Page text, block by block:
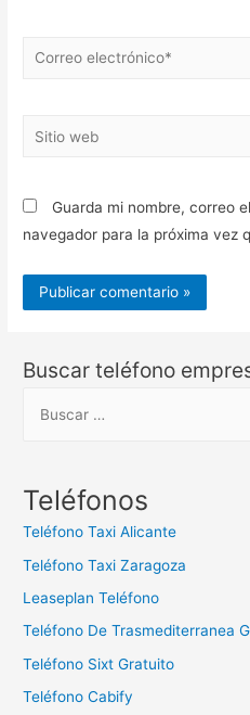
Correo
Sitio
Guarda mi nombre, correo
navegador para la próxima vez
Buscar teléfono
c
:
Teléfonos
Teléfono Taxi Alicante
Teléfono Taxi Zaragoza
Leaseplan Teléfono
Teléfono De Trasmediterranea
Teléfono Sixt Gratuito
Teléfono Cabify